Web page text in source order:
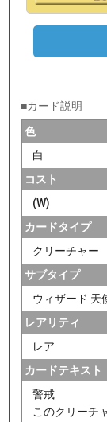
■カード説明
色
白
コスト
(W)
カードタイプ
クリーチャー
サブタイプ
ウィザード 天
レアリティ
レア
カードテキスト
警戒
このクリーチ